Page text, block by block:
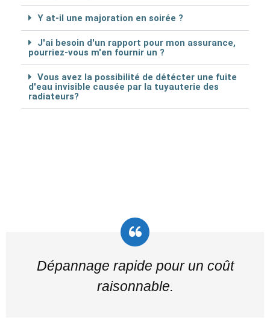
Y at-il une majoration en soirée ?
J'ai besoin d'un rapport pour mon assurance,
pourriez-vous m'en fournir un ?
Vous avez la possibilité de détécter une fuite
d'eau invisible causée par la tuyauterie des
radiateurs?
Dépannage rapide pour un coût
raisonnable.